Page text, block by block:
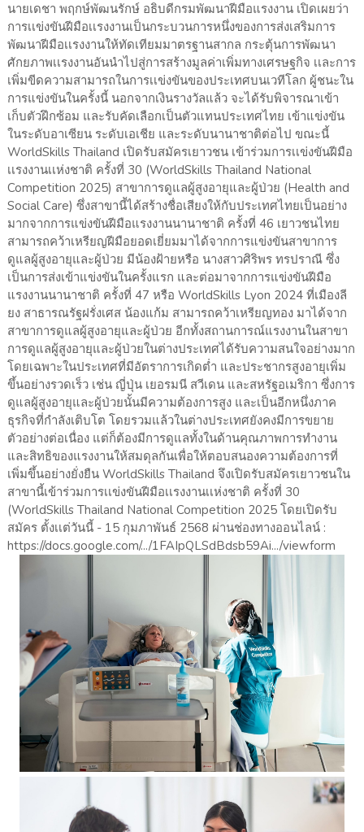
นายเดชา พฤกษ์พัฒนรักษ์ อธิบดีกรมพัฒนาฝีมือแรงงาน เปิดเผยว่า
การเเข่งขันฝีมือเเรงงานเป็นกระบวนการหนึ่งของการส่งเสริมการ
พัฒนาฝีมือเเรงงานให้ทัดเทียมมาตรฐานสากล กระตุ้นการพัฒนา
ศักยภาพเเรงงานอันนำไปสู่การสร้างมูลค่าเพิ่มทางเศรษฐกิจ เเละการ
เพิ่มขีดความสามารถในการเเข่งขันของประเทศบนเวทีโลก ผู้ชนะใน
การแข่งขันในครั้งนี้ นอกจากเงินรางวัลแล้ว จะได้รับพิจารณาเข้า
เก็บตัวฝึกซ้อม และรับคัดเลือกเป็นตัวแทนประเทศไทย เข้าแข่งขัน
ในระดับอาเซียน ระดับเอเชีย และระดับนานาชาติต่อไป ขณะนี้
WorldSkills Thailand เปิดรับสมัครเยาวชน เข้าร่วมการเเข่งขันฝีมือ
เเรงงานเเห่งชาติ ครั้งที่ 30 (WorldSkills Thailand National
Competition 2025) สาขาการดูแลผู้สูงอายุและผู้ป่วย (Health and
Social Care) ซึ่งสาขานี้ได้สร้างชื่อเสียงให้กับประเทศไทยเป็นอย่าง
มากจากการแข่งขันฝีมือแรงงานนานาชาติ ครั้งที่ 46 เยาวชนไทย
สามารถคว้าเหรียญฝีมือยอดเยี่ยมมาได้จากการแข่งขันสาขาการ
ดูแลผู้สูงอายุและผู้ป่วย มีน้องฝ้ายหรือ นางสาวศิริพร ทรปราณี ซึ่ง
เป็นการส่งเข้าแข่งขันในครั้งแรก และต่อมาจากการแข่งขันฝีมือ
แรงงานนานาชาติ ครั้งที่ 47 หรือ WorldSkills Lyon 2024 ที่เมืองลี
ยง สาธารณรัฐฝรั่งเศส น้องแก้ม สามารถคว้าเหรียญทอง มาได้จาก
สาขาการดูแลผู้สูงอายุและผู้ป่วย อีกทั้งสถานการณ์แรงงานในสาขา
การดูแลผู้สูงอายุและผู้ป่วยในต่างประเทศได้รับความสนใจอย่างมาก
โดยเฉพาะในประเทศที่มีอัตราการเกิดต่ำ และประชากรสูงอายุเพิ่ม
ขึ้นอย่างรวดเร็ว เช่น ญี่ปุ่น เยอรมนี สวีเดน และสหรัฐอเมริกา ซึ่งการ
ดูแลผู้สูงอายุและผู้ป่วยนั้นมีความต้องการสูง และเป็นอีกหนึ่งภาค
ธุรกิจที่กำลังเติบโต โดยรวมแล้วในต่างประเทศยังคงมีการขยาย
ตัวอย่างต่อเนื่อง แต่ก็ต้องมีการดูแลทั้งในด้านคุณภาพการทำงาน
และสิทธิของแรงงานให้สมดุลกันเพื่อให้ตอบสนองความต้องการที่
เพิ่มขึ้นอย่างยั่งยืน WorldSkills Thailand จึงเปิดรับสมัครเยาวชนใน
สาขานี้เข้าร่วมการเเข่งขันฝีมือเเรงงานเเห่งชาติ ครั้งที่ 30
(WorldSkills Thailand National Competition 2025 โดยเปิดรับ
สมัคร ตั้งเเต่วันนี้ - 15 กุมภาพันธ์ 2568 ผ่านช่องทางออนไลน์ :
https://docs.google.com/.../1FAIpQLSdBdsb59Ai.../viewform